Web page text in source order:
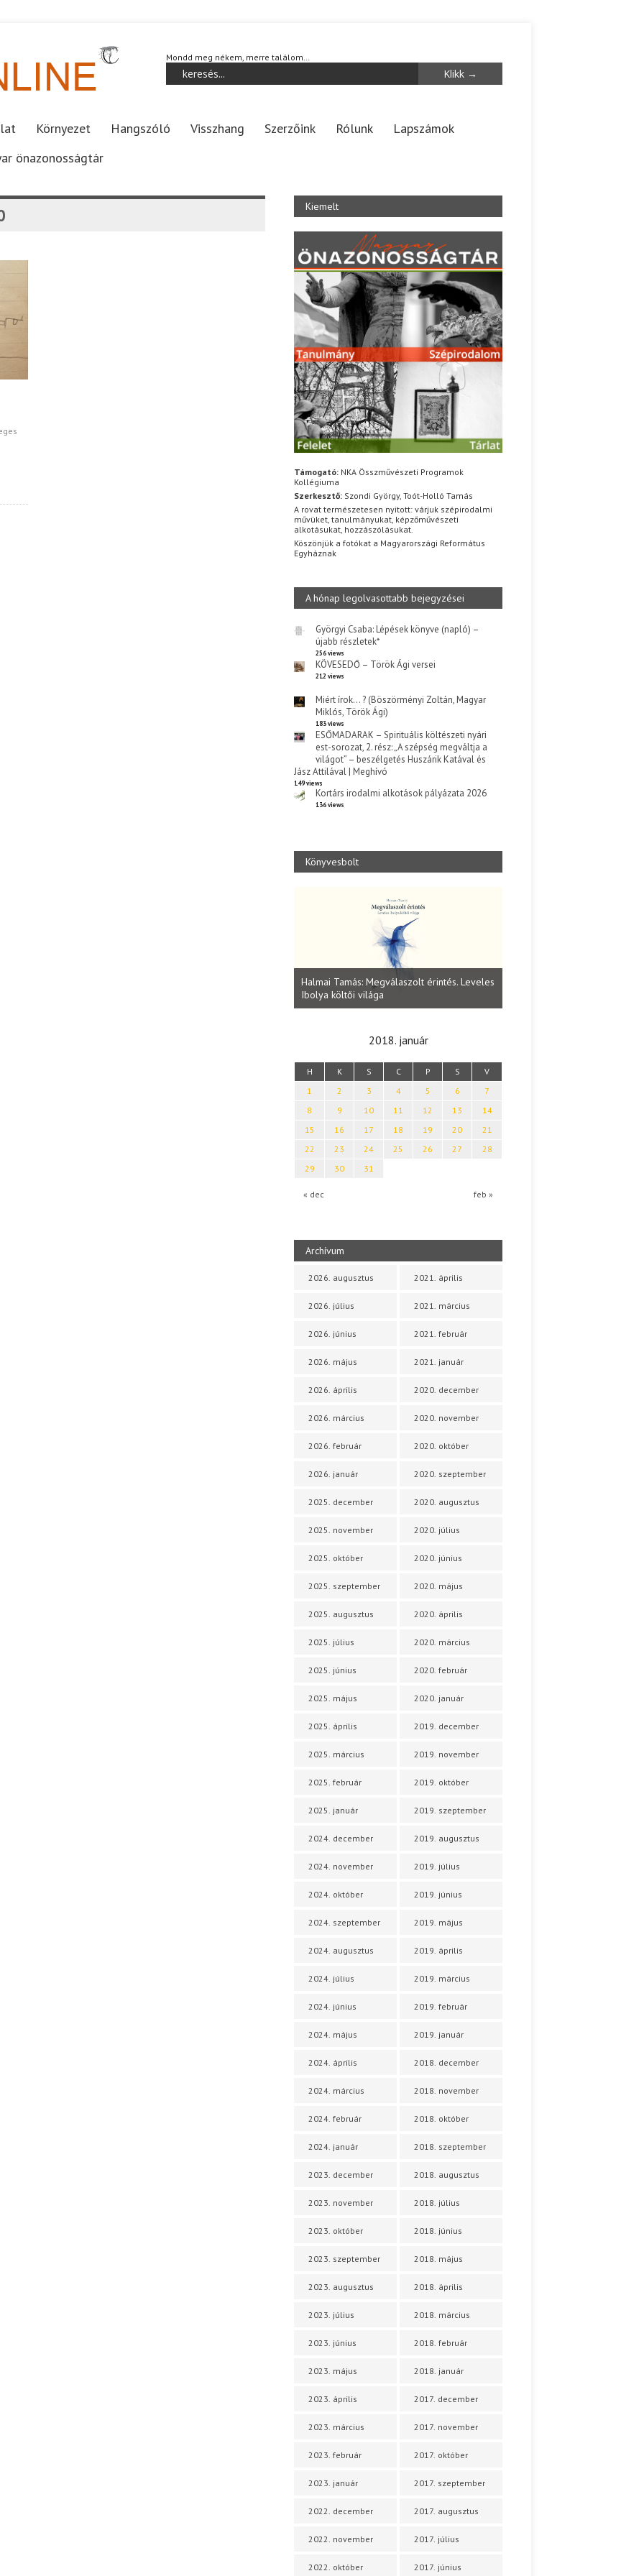
Mondd meg nékem, merre találom…
Környezet Hangszóló Visszhang Szerzőink Rólunk
Lapszámok
önazonosságtár
Kiemelt
Támogató: NKA Összművészeti Programok
Kollégiuma
Szerkesztő: Szondi György, Toót-Holló Tamás
A rovat természetesen nyitott: várjuk szépirodalmi
művüket, tanulmányukat, képzőművészeti
alkotásukat, hozzászólásukat.
Köszönjük a fotókat a Magyarországi Református
Egyháznak
A hónap legolvasottabb bejegyzései
Györgyi Csaba: Lépések könyve (napló) –
újabb részletek*
256 views
KÖVESEDŐ – Török Ági versei
212 views
Miért írok… ? (Böszörményi Zoltán, Magyar
Miklós, Török Ági)
183 views
ESŐMADARAK – Spirituális költészeti nyári
est-sorozat, 2. rész: „A szépség megváltja a
világot” – beszélgetés Huszárik Katával és
Jász Attilával | Meghívó
149 views
Kortárs irodalmi alkotások pályázata 2026
136 views
Könyvesbolt
Halmai Tamás: Megválaszolt érintés. Leveles
Ibolya költői világa
2018. január
H K S C P S V
« dec feb »
1 2 3 4 5 6
7
8
9 10 11 12 13
14
15
16 17 18 19 20
21
22
23 24 25 26 27
28
29
30 31
Archívum
2026. augusztus
2026. július
2026. június
2026. május
2026. április
2026. március
2026. február
2026. január
2025. december
2025. november
2025. október
2025. szeptember
2025. augusztus
2025. július
2025. június
2025. május
2025. április
2025. március
2025. február
2025. január
2024. december
2024. november
2024. október
2024. szeptember
2024. augusztus
2024. július
2024. június
2024. május
2024. április
2024. március
2024. február
2024. január
2023. december
2023. november
2023. október
2023. szeptember
2023. augusztus
2023. július
2023. június
2023. május
2023. április
2023. március
2023. február
2023. január
2022. december
2022. november
2022. október
2021. április
2021. március
2021. február
2021. január
2020. december
2020. november
2020. október
2020. szeptember
2020. augusztus
2020. július
2020. június
2020. május
2020. április
2020. március
2020. február
2020. január
2019. december
2019. november
2019. október
2019. szeptember
2019. augusztus
2019. július
2019. június
2019. május
2019. április
2019. március
2019. február
2019. január
2018. december
2018. november
2018. október
2018. szeptember
2018. augusztus
2018. július
2018. június
2018. május
2018. április
2018. március
2018. február
2018. január
2017. december
2017. november
2017. október
2017. szeptember
2017. augusztus
2017. július
2017. június